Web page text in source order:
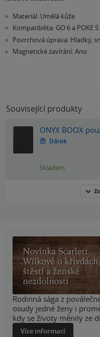
Materiál: Umělá kůže
Kompatibilita: GO 6 a POKE 5
Povrchová úprava: Hladký,
Magnetické zavírání: Ano
Související produkty
ONYX BOOX
Dárek
Skladem
Rodinná sága z
osudy jedné ženy i
kdy se životy měnily ze
Více informací